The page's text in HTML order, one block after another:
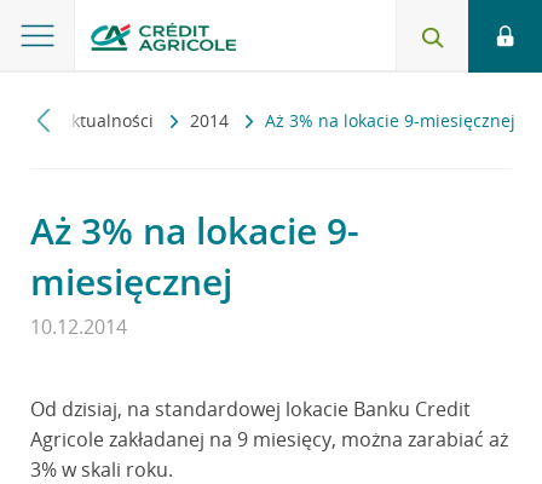
Aktualności 2014 Aż 3% na lokacie 9-miesięcznej
Aż 3% na lokacie 9-
miesięcznej
10.12.2014
Od dzisiaj, na standardowej lokacie Banku Credit
Agricole zakładanej na 9 miesięcy, można zarabiać aż
3% w skali roku.